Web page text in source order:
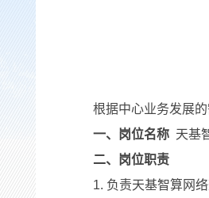
根据中心业务发展
一、岗位名称 天基
二、岗位职责
1. 负责天基智算网